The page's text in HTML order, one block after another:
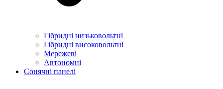
Гібридні низьковольтні
Гібридні високовольтні
Мережеві
Автономні
Сонячні панелі